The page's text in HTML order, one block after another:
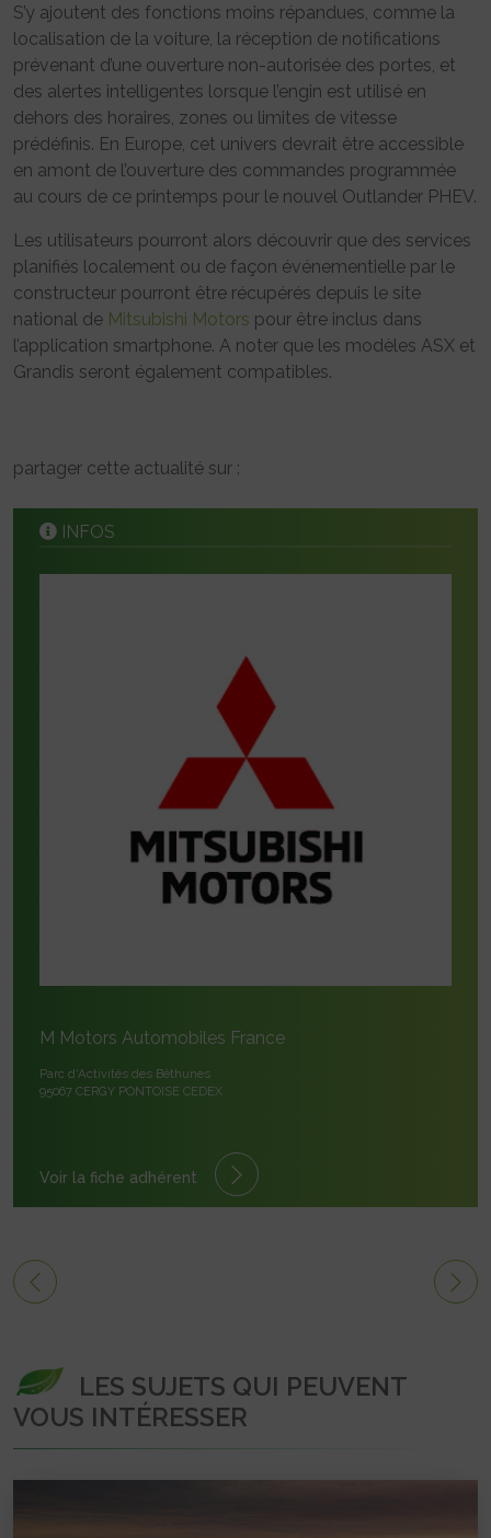
S’y ajoutent des fonctions moins répandues, comme la
localisation de la voiture, la réception de notifications
prévenant d’une ouverture non-autorisée des portes, et
des alertes intelligentes lorsque l’engin est utilisé en
dehors des horaires, zones ou limites de vitesse
prédéfinis. En Europe, cet univers devrait être accessible
en amont de l’ouverture des commandes programmée
au cours de ce printemps pour le nouvel Outlander PHEV.
Les utilisateurs pourront alors découvrir que des services
planifiés localement ou de façon événementielle par le
constructeur pourront être récupérés depuis le site
national de Mitsubishi Motors pour être inclus dans
l’application smartphone. A noter que les modèles ASX et
Grandis seront également compatibles.
partager cette actualité sur :
INFOS
M Motors Automobiles France
Parc d'Activités des Béthunes
95067 CERGY PONTOISE CEDEX
Voir la fiche adhérent
LES SUJETS QUI PEUVENT
VOUS INTÉRESSER